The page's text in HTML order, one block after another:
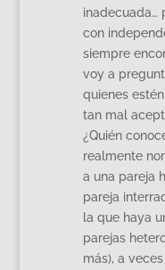
inadecuada…
con
siempre
voy a
quienes
tan mal
¿Quién
realmente
a una pareja
pareja
la que haya
parejas
más), a